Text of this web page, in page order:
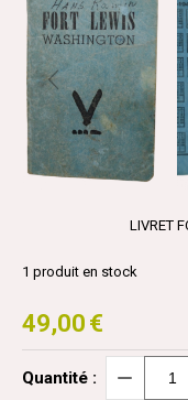
LIVRET
49,00 €
1 produit en stock
Quantité :